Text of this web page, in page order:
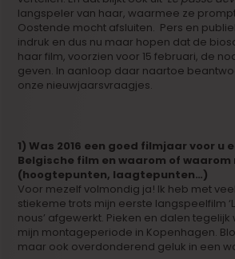
langspeler van haar, waarmee ze
Oostende mocht afsluiten. Pers en
indruk en dus nu maar hopen dat de
haar film, voorzien voor 15 februari, de
geven. In aanloop daar naartoe
onze nieuwjaarsvraagjes.
1) Was 2016 een goed filmjaar voor u
Belgische film en waarom of waarom
(hoogtepunten, laagtepunten…)
Voor mezelf volmondig ja! Ik heb met
stiekeme trots mijn eerste langspeelfilm
nous’ afgewerkt. Pieken en dalen
mijn montageperiode in Kopenhagen.
maar ook overdonderend geluk in een